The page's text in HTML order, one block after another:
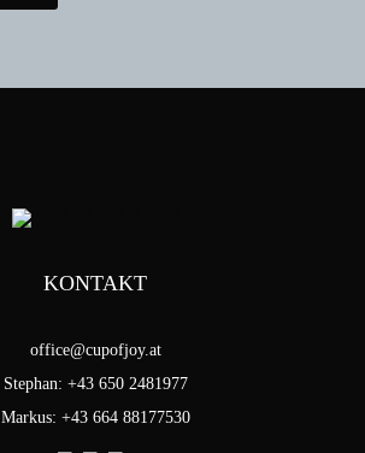
KONTAKT
office@cupofjoy.at
Stephan: +43 650 2481977
Markus: +43 664 88177530